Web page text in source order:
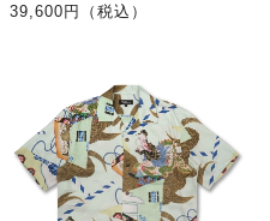
39,600円（税込）